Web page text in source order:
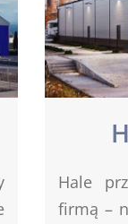
Hale
firmą –